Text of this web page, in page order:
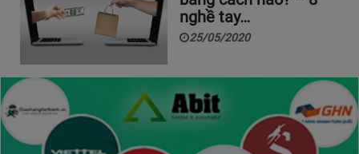
nghề tay…
25/05/2020